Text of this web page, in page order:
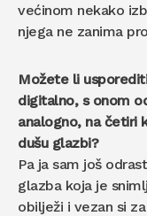
većinom nekako
njega ne zanima
Možete li
digitalno, s onom
analogno, na četiri
dušu glazbi?
Pa ja sam još
glazba koja je
obilježi i vezan si